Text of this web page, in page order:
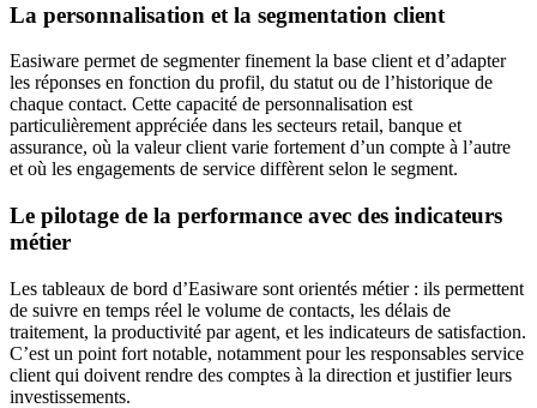
La personnalisation et la segmentation client
Easiware permet de segmenter finement la base client et d’adapter
les réponses en fonction du profil, du statut ou de l’historique de
chaque contact. Cette capacité de personnalisation est
particulièrement appréciée dans les secteurs retail, banque et
assurance, où la valeur client varie fortement d’un compte à l’autre
et où les engagements de service diffèrent selon le segment.
Le pilotage de la performance avec des indicateurs
métier
Les tableaux de bord d’Easiware sont orientés métier : ils permettent
de suivre en temps réel le volume de contacts, les délais de
traitement, la productivité par agent, et les indicateurs de satisfaction.
C’est un point fort notable, notamment pour les responsables service
client qui doivent rendre des comptes à la direction et justifier leurs
investissements.